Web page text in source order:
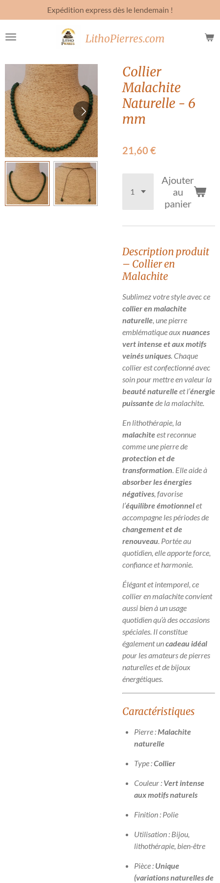
au
contenu
LithoPierres.com
Expédition express dès le lendemain !
Collier
Malachite
Naturelle - 6
mm
21,60 €
Ajouter
au
panier
Description produit
– Collier en
Malachite
Sublimez votre style avec ce
collier en malachite
naturelle, une pierre
emblématique auxnuances
vert intense et aux motifs
veinés uniques. Chaque
collier est confectionné avec
soin pour mettre en valeur la
beauté naturelleet l’énergie
puissantede la malachite.
En lithothérapie, la
malachiteest reconnue
comme une pierre de
protection et de
transformation. Elle aide à
absorber les énergies
négatives, favorise
l’équilibre émotionnelet
accompagne les périodes de
changement et de
renouveau. Portée au
quotidien, elle apporte force,
confiance et harmonie.
Élégant et intemporel, ce
collier en malachite convient
aussi bien à un usage
quotidien qu’à des occasions
spéciales. Il constitue
également uncadeau idéal
pour les amateurs de pierres
naturelles et de bijoux
énergétiques.
Caractéristiques
Pierre :Malachite
naturelle
Type :Collier
Couleur : Vert intense
aux motifs naturels
Finition : Polie
Utilisation : Bijou,
lithothérapie, bien-être
Pièce : Unique
(variations naturelles de